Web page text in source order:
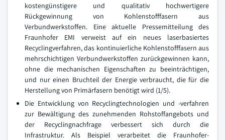
kostengünstigere und qualitativ hochwertigere
Rückgewinnung von Kohlenstofffasern aus
Verbundwerkstoffen. Eine aktuelle Pressemitteilung des
Fraunhofer EMI verweist auf ein neues laserbasiertes
Recyclingverfahren, das kontinuierliche Kohlenstofffasern aus
mehrschichtigen Verbundwerkstoffen zurückgewinnen kann,
ohne die mechanischen Eigenschaften zu beeinträchtigen,
und nur einen Bruchteil der Energie verbraucht, die für die
Herstellung von Primärfasern benötigt wird (1/5).
Die Entwicklung von Recyclingtechnologien und -verfahren
zur Bewältigung des zunehmenden Rohstoffangebots und
der Recyclingnachfrage verbessert sich durch die
Infrastruktur. Als Beispiel verarbeitet die Fraunhofer-